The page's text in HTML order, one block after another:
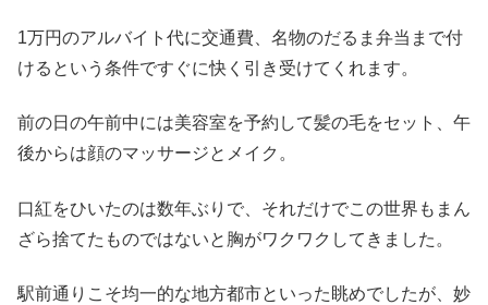
1万円のアルバイト代に交通費、名物のだるま弁当まで付
けるという条件ですぐに快く引き受けてくれます。
前の日の午前中には美容室を予約して髪の毛をセット、午
後からは顔のマッサージとメイク。
口紅をひいたのは数年ぶりで、それだけでこの世界もまん
ざら捨てたものではないと胸がワクワクしてきました。
駅前通りこそ均一的な地方都市といった眺めでしたが、妙